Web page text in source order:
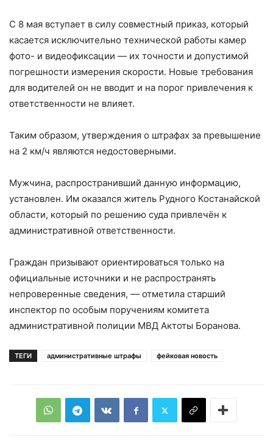
С 8 мая вступает в силу совместный приказ, который
касается исключительно технической работы камер
фото- и видеофиксации — их точности и допустимой
погрешности измерения скорости. Новые требования
для водителей он не вводит и на порог привлечения к
ответственности не влияет.
Таким образом, утверждения о штрафах за превышение
на 2 км/ч являются недостоверными.
Мужчина, распространивший данную информацию,
установлен. Им оказался житель Рудного Костанайской
области, который по решению суда привлечён к
административной ответственности.
Граждан призывают ориентироваться только на
официальные источники и не распространять
непроверенные сведения, — отметила старший
инспектор по особым поручениям комитета
административной полиции МВД Актоты Боранова.
ТЕГИ административные штрафы фейковая новость